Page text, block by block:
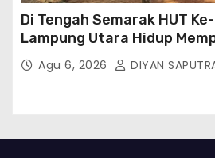
Di Tengah Semarak HUT
Lampung Utara Hidup
Agu 6, 2026 DIYAN